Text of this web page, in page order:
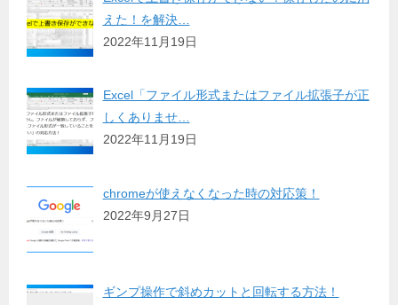
えた！を解決…
2022年11月19日
Excel「ファイル形式またはファイル拡張子が正
しくありませ…
2022年11月19日
chromeが使えなくなった時の対応策！
2022年9月27日
ギンプ操作で斜めカットと回転する方法！